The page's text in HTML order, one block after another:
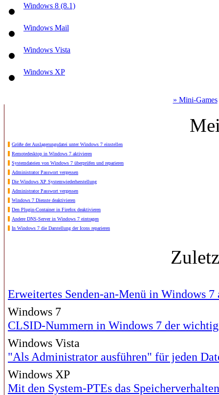
Windows 8 (8.1)
Windows Mail
Windows Vista
Windows XP
» Mini-Games
Größe der Auslagerungsdatei unter Windows 7 einstellen
Remotedesktop in Windows 7 aktivieren
Systemdateien von Windows 7 überprüfen und reparieren
Administrator Passwort vergessen
Die Windows XP Systemwiederherstellung
Administrator Passwort vergessen
Windows 7 Dienste deaktivieren
Den Plugin-Container in Firefox deaktivieren
Andere DNS-Server in Windows 7 eintragen
In Windows 7 die Darstellung der Icons reparieren
Erweitertes Senden-an-Menü in Windows 7
Windows 7
CLSID-Nummern in Windows 7 der
Windows Vista
"Als Administrator ausführen" für jeden
Windows XP
Mit den System-PTEs das